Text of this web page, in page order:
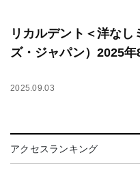
リカルデント＜洋な
ズ・ジャパン）2025
2025.09.03
アクセスランキング